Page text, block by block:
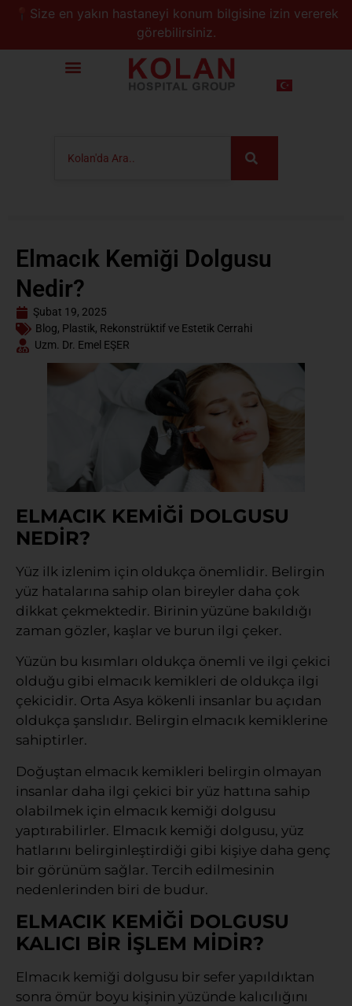
📍Size en yakın hastaneyi konum bilgisine izin vererek
görebilirsiniz.
Elmacık Kemiği Dolgusu
Nedir?
Şubat 19, 2025
Blog, Plastik, Rekonstrüktif ve Estetik Cerrahi
Uzm. Dr. Emel EŞER
ELMACIK KEMİĞİ DOLGUSU
NEDİR?
Yüz ilk izlenim için oldukça önemlidir. Belirgin
yüz hatalarına sahip olan bireyler daha çok
dikkat çekmektedir. Birinin yüzüne bakıldığı
zaman gözler, kaşlar ve burun ilgi çeker.
Yüzün bu kısımları oldukça önemli ve ilgi çekici
olduğu gibi elmacık kemikleri de oldukça ilgi
çekicidir. Orta Asya kökenli insanlar bu açıdan
oldukça şanslıdır. Belirgin elmacık kemiklerine
sahiptirler.
Doğuştan elmacık kemikleri belirgin olmayan
insanlar daha ilgi çekici bir yüz hattına sahip
olabilmek için elmacık kemiği dolgusu
yaptırabilirler. Elmacık kemiği dolgusu, yüz
hatlarını belirginleştirdiği gibi kişiye daha genç
bir görünüm sağlar. Tercih edilmesinin
nedenlerinden biri de budur.
ELMACIK KEMİĞİ DOLGUSU
KALICI BİR İŞLEM MİDİR?
Elmacık kemiği dolgusu bir sefer yapıldıktan
sonra ömür boyu kişinin yüzünde kalıcılığını